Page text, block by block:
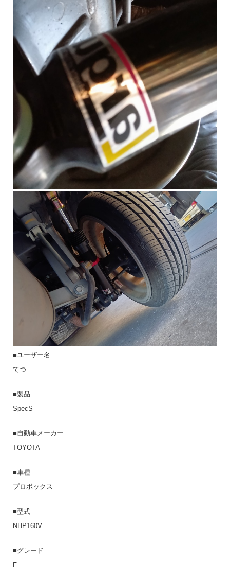
■ユーザー名
てつ
■製品
SpecS
■自動車メーカー
TOYOTA
■車種
プロボックス
■型式
NHP160V
■グレード
F